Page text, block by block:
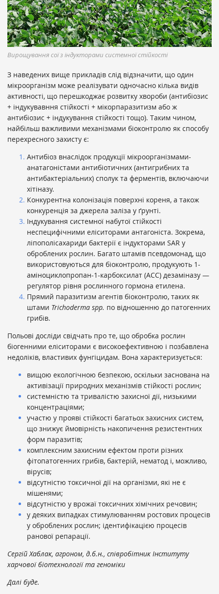
Вирощування сої з індукторами системної стійкості
З наведених вище прикладів слід відзначити, що один
мікроорганізм може реалізувати одночасно кілька видів
активності, що перешкоджає розвитку хвороби (антибіозис
+ індукувавння стійкості + мікорпаразитизм або ж
антибіозис + індукування стійкості тощо). Таким чином,
найбільш важливими механізмами біоконтролю як способу
перехресного захисту є:
Антибіоз внаслідок продукції мікроорганізмами-
анатагоністами антибіотичних (антигрибних та
антибактеріальних) сполук та ферментів, включаючи
хітіназу.
Конкурентна колонізація поверхні кореня, а також
конкуренція за джерела заліза у ґрунті.
Індукування системної набутої стійкості
неспецифічними еліситорами антагоніста. Зокрема,
ліпополісахариди бактерії є індукторами SAR у
оброблених рослин. Багато штамів псевдомонад, що
використовуються для біоконтролю, продукують 1-
аміноциклопропан-1-карбоксилат (АСС) дезаміназу —
регулятор рівня рослинного гормона етилена.
Прямий паразитизм агентів біоконтролю, таких як
штами Trichoderma spp. по відношенню до патогенних
грибів.
Польові досліди свідчать про те, що обробка рослин
біогенними еліситорами є високоефективною і позбавлена
недоліків, властивих фунгіцидам. Вона характеризується:
вищою екологічною безпекою, оскільки заснована на
активізації природних механізмів стійкості рослин;
системністю та тривалістю захисної дії, низькими
концентраціями;
участю у прояві стійкості багатьох захисних систем,
що знижує ймовірність накопичення резистентних
форм паразитів;
комплексним захисним ефектом проти різних
фітопатогенних грибів, бактерій, нематод і, можливо,
вірусів;
відсутністю токсичної дії на організми, які не є
мішенями;
відсутністю у врожаї токсичних хімічних речовин;
у деяких випадках стимулюванням ростових процесів
у оброблених рослин; ідентифікацією процесів
ранової репарації.
Сергій Хаблак, агроном, д.б.н., співробітник Інституту
харчової біотехнології та геноміки
Далі буде.